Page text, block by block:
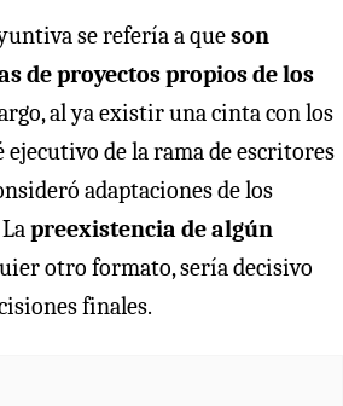
se refería a queson
de proyectos propios de los
al ya existir una cinta con los
ejecutivo de la rama de escritores
adaptaciones de los
preexistencia de algún
otro formato, sería decisivo
finales.